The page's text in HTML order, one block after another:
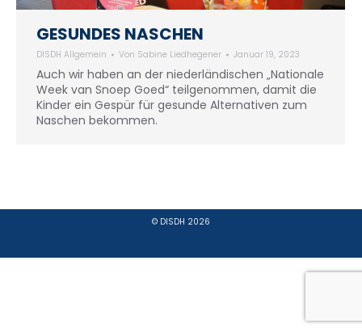
GESUNDES NASCHEN
DISDH Allgemein Von Sabine Liedhegener Januar 19, 2023
Auch wir haben an der niederländischen „Nationale
Week van Snoep Goed“ teilgenommen, damit die
Kinder ein Gespür für gesunde Alternativen zum
Naschen bekommen.
© DISDH 2026